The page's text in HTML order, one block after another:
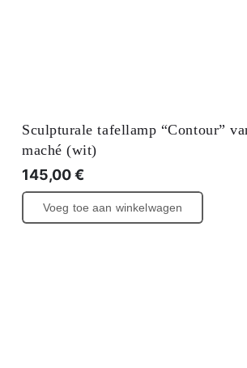
Sculpturale tafellamp “Contour”
maché (wit)
145,00€
Voeg toe aan winkelwagen